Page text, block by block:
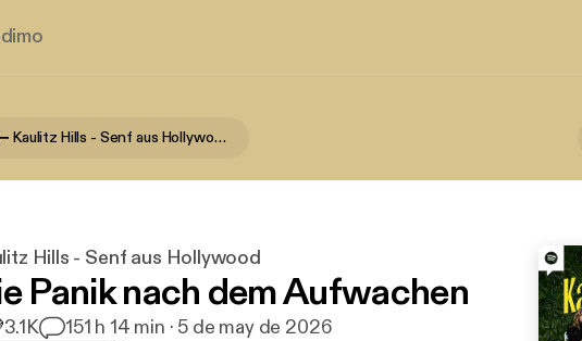
Kaulitz Hills - Senf aus Hollywood
Hills - Senf aus Hollywood
Panik nach dem Aufwachen
3.1K 151 h 14 min · 5 de may de 2026